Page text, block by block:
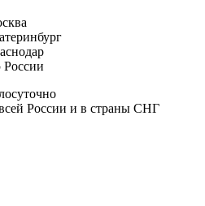
России и в страны СНГ